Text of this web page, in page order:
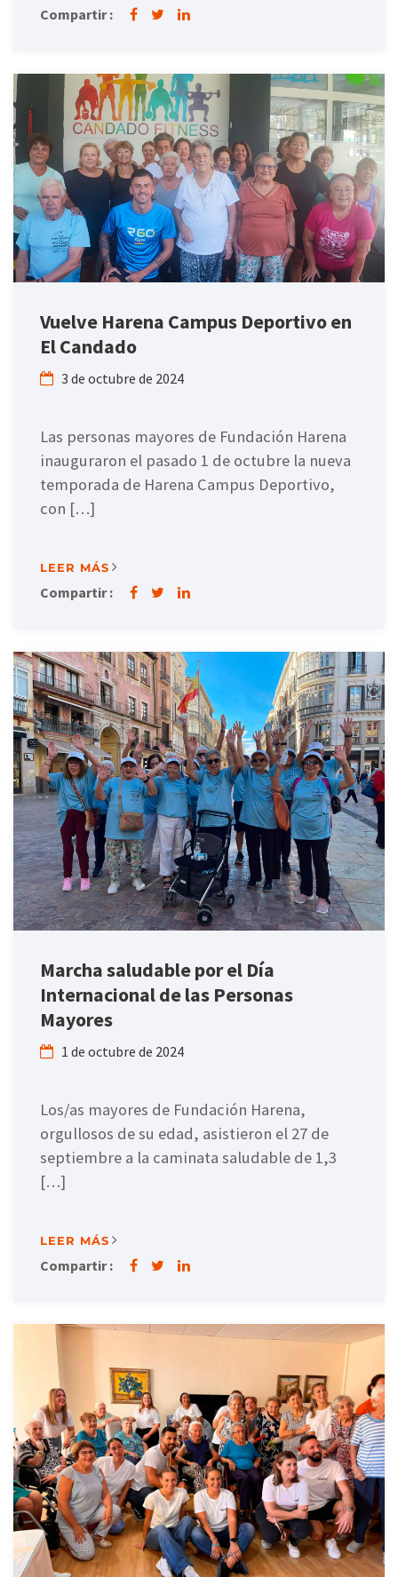
Compartir :
Vuelve Harena Campus Deportivo en
El Candado
3 de octubre de 2024
Las personas mayores de Fundación Harena
inauguraron el pasado 1 de octubre la nueva
temporada de Harena Campus Deportivo,
con […]
LEER MÁS
Compartir :
Marcha saludable por el Día
Internacional de las Personas
Mayores
1 de octubre de 2024
Los/as mayores de Fundación Harena,
orgullosos de su edad, asistieron el 27 de
septiembre a la caminata saludable de 1,3
[…]
LEER MÁS
Compartir :